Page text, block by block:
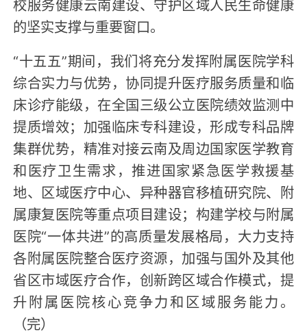
校服务健康云南建设、守护区域人民生命健康
的坚实支撑与重要窗口。
“十五五”期间，我们将充分发挥附属医院学科
综合实力与优势，协同提升医疗服务质量和临
床诊疗能级，在全国三级公立医院绩效监测中
提质增效；加强临床专科建设，形成专科品牌
集群优势，精准对接云南及周边国家医学教育
和医疗卫生需求，推进国家紧急医学救援基
地、区域医疗中心、异种器官移植研究院、附
属康复医院等重点项目建设；构建学校与附属
医院“一体共进”的高质量发展格局，大力支持
各附属医院整合医疗资源，加强与国外及其他
省区市域医疗合作，创新跨区域合作模式，提
升附属医院核心竞争力和区域服务能力。
（完）